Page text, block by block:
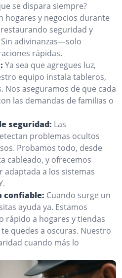
se dispara siempre?
hogares y negocios durante
seguridad y
adivinanzas—solo
rápidas.
Ya sea que agregues luz,
equipo instala tableros,
Nos aseguramos de que cada
las demandas de familias o
seguridad: Las
problemas ocultos
Probamos todo, desde
cableado, y ofrecemos
adaptada a los sistemas
confiable: Cuando surge un
ayuda ya. Estamos
rápido a hogares y tiendas
quedes a oscuras. Nuestro
cuando más lo